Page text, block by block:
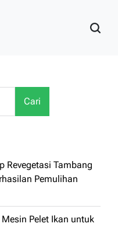
Cari
Revegetasi Tambang
Pemulihan
Pelet Ikan untuk